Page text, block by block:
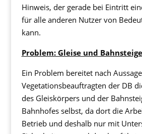
Hinweis, der gerade bei Eintritt
für alle anderen Nutzer von
kann.
Problem: Gleise und Bahnsteige
Ein Problem bereitet nach
Vegetationsbeauftragten der DB
des Gleiskörpers und der
Bahnhofes selbst, da dort die
Betrieb und deshalb nur mit